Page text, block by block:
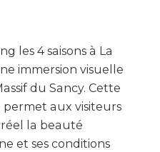
les 4 saisons à La
immersion visuelle
du Sancy. Cette
aux visiteurs
la beauté
et ses conditions